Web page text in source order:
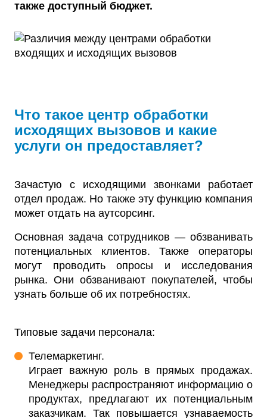
также доступный бюджет.
Что такое центр обработки
исходящих вызовов и какие
услуги он предоставляет?
Зачастую с исходящими звонками работает
отдел продаж. Но также эту функцию компания
может отдать на аутсорсинг.
Основная задача сотрудников — обзванивать
потенциальных клиентов. Также операторы
могут проводить опросы и исследования
рынка. Они обзванивают покупателей, чтобы
узнать больше об их потребностях.
Типовые задачи персонала:
Телемаркетинг.
Играет важную роль в прямых продажах.
Менеджеры распространяют информацию о
продуктах, предлагают их потенциальным
заказчикам. Так повышается узнаваемость